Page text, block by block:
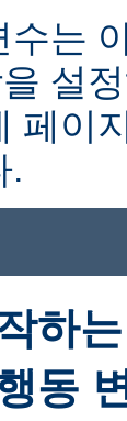
수는
설
페이
.
하
동